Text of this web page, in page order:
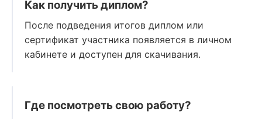
Как получить диплом?
После подведения итогов диплом или
сертификат участника появляется в личном
кабинете и доступен для скачивания.
Где посмотреть свою работу?